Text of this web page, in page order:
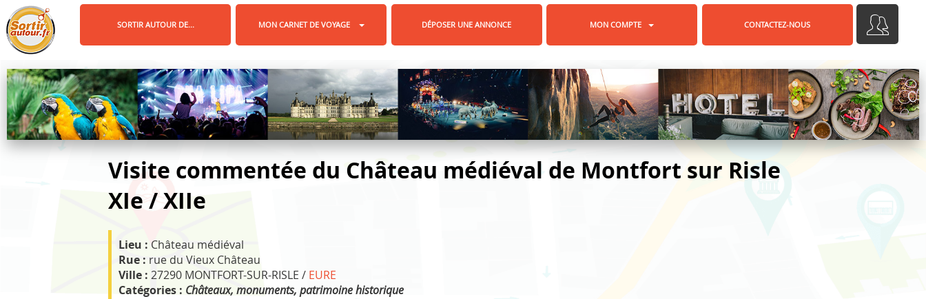
SORTIR AUTOUR DE... MON CARNET DE VOYAGE DÉPOSER UNE ANNONCE MON COMPTE CONTACTEZ-NOUS
Visite commentée du Château médiéval de Montfort sur Risle
XIe / XIIe
Lieu : Château médiéval
Rue : rue du Vieux Château
Ville :27290 MONTFORT-SUR-RISLE / EURE
Catégories : Châteaux, monuments, patrimoine historique
Panneau de gestion des cookies